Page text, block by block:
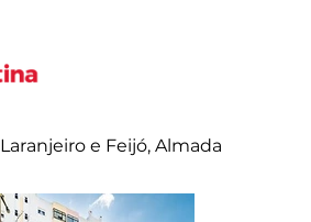
e Feijó, Almada